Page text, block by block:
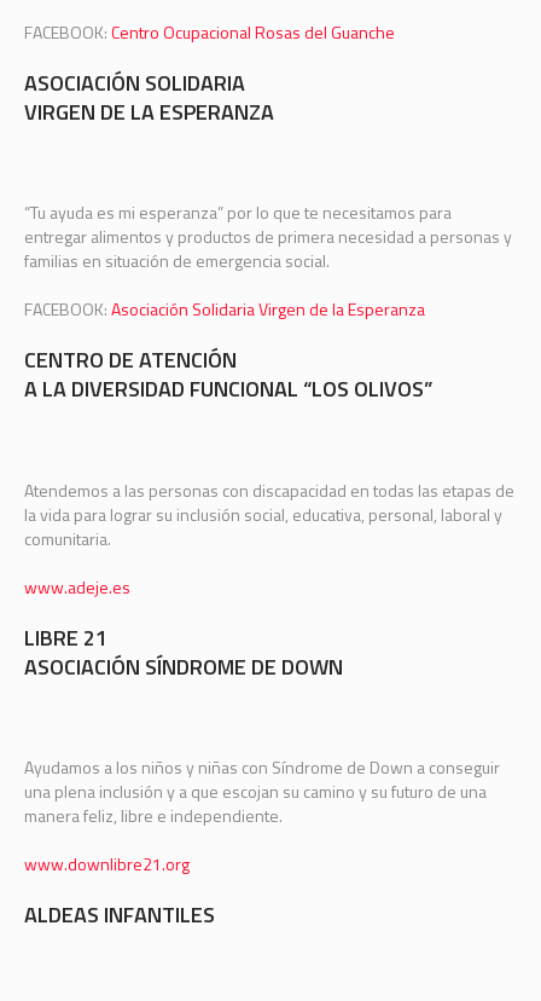
FACEBOOK:Centro Ocupacional Rosas del Guanche
ASOCIACIÓN SOLIDARIA
VIRGEN DE LA ESPERANZA
“Tu ayuda es mi esperanza” por lo que te necesitamos para
entregar alimentos y productos de primera necesidad a personas y
familias en situación de emergencia social.
FACEBOOK:Asociación Solidaria Virgen de la Esperanza
CENTRO DE ATENCIÓN
A LA DIVERSIDAD FUNCIONAL “LOS OLIVOS”
Atendemos a las personas con discapacidad en todas las etapas de
la vida para lograr su inclusión social, educativa, personal, laboral y
comunitaria.
www.adeje.es
LIBRE 21
ASOCIACIÓN SÍNDROME DE DOWN
Ayudamos a los niños y niñas con Síndrome de Down a conseguir
una plena inclusión y a que escojan su camino y su futuro de una
manera feliz, libre e independiente.
www.downlibre21.org
ALDEAS INFANTILES